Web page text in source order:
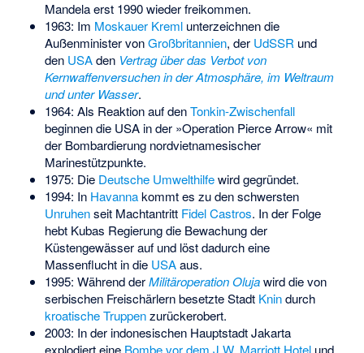
Mandela erst 1990 wieder freikommen.
1963: Im Moskauer Kremlunterzeichnen die
Außenminister vonGroßbritannien, der UdSSR und
den USAden Vertrag über das Verbot von
Kernwaffenversuchen in der Atmosphäre, im Weltraum
und unter Wasser.
1964: Als Reaktion auf denTonkin-Zwischenfall
beginnen die USA in der »Operation Pierce Arrow« mit
der Bombardierung nordvietnamesischer
Marinestützpunkte.
1975: Die Deutsche Umwelthilfewird gegründet.
1994: In Havannakommt es zu den schwersten
Unruhenseit Machtantritt Fidel Castros. In der Folge
hebt Kubas Regierung die Bewachung der
Küstengewässer auf und löst dadurch eine
Massenflucht in die USAaus.
1995: Während derMilitäroperation Olujawird die von
serbischen Freischärlern besetzte Stadt Knindurch
kroatische Truppenzurückerobert.
2003: In der indonesischen Hauptstadt Jakarta
explodiert eine Bombe vor dem J.W. Marriott Hotelund